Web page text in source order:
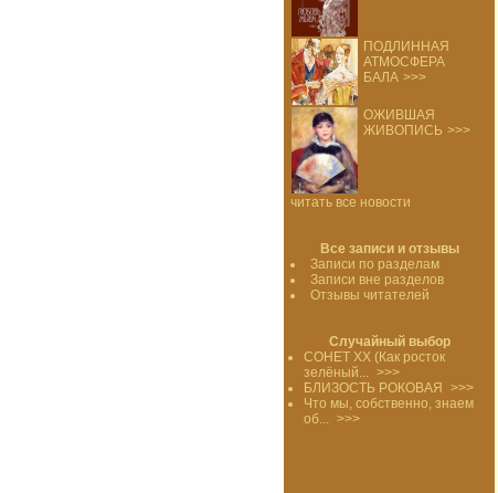
ПОДЛИННАЯ
АТМОСФЕРА
БАЛА >>>
ОЖИВШАЯ
ЖИВОПИСЬ >>>
читать все новости
Все записи и отзывы
Записи по разделам
Записи вне разделов
Отзывы читателей
Случайный выбор
СОНЕТ XX (Как росток
зелёный... >>>
БЛИЗОСТЬ РОКОВАЯ >>>
Что мы, собственно, знаем
об... >>>